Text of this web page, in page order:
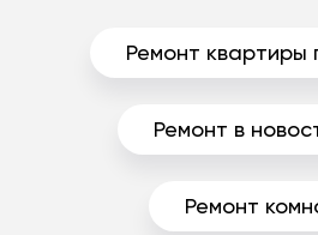
Ремонт квартиры
Ремонт в
Ремонт